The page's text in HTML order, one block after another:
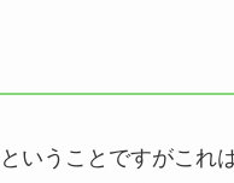
ということですがこれ